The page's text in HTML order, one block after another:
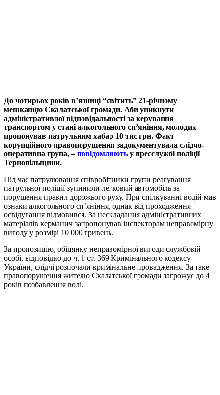
До чотирьох років в’язниці “світить” 21-річному
мешканцю Скалатської громади. Аби уникнути
адміністративної відповідальності за керування
транспортом у стані алкогольного сп’яніння, молодик
пропонував патрульним хабар 10 тис грн. Факт
корупційного правопорушення задокументувала слідчо-
оперативна група, –повідомляють у пресслужбі поліції
Тернопільщини.
Під час патрулювання співробітники групи реагування
патрульної поліції зупинили легковий автомобіль за
порушення правил дорожього руху. При спілкуванні водій мав
ознаки алкогольного сп’яніння, однак від проходження
освідування відмовився. За нескладання адміністративних
матеріалів керманич запропонував інспекторам неправомірну
вигоду у розмірі 10 000 гривень.
За пропозицію, обіцянку неправомірної вигоди службовій
особі, відповідно до ч. 1 ст. 369 Кримінального кодексу
України, слідчі розпочали кримінальне провадження. За таке
правопорушення жителю Скалатської громади загрожує до 4
років позбавлення волі.